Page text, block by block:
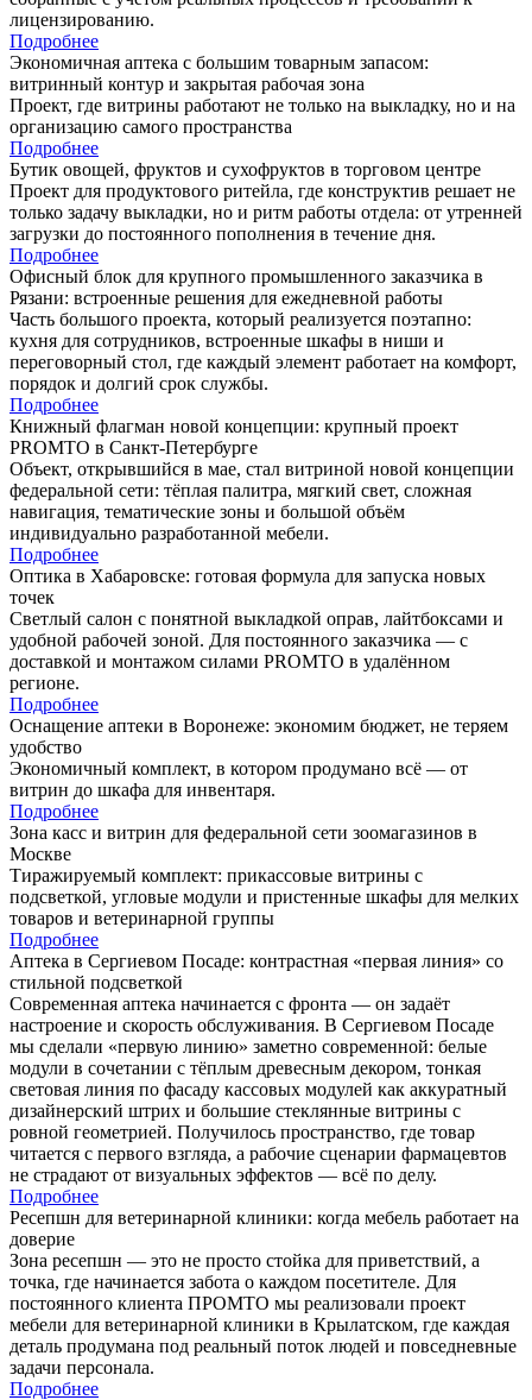
лицензированию.
Подробнее
Экономичная аптека с большим товарным запасом:
витринный контур и закрытая рабочая зона
Проект, где витрины работают не только на выкладку, но и на
организацию самого пространства
Подробнее
Бутик овощей, фруктов и сухофруктов в торговом центре
Проект для продуктового ритейла, где конструктив решает не
только задачу выкладки, но и ритм работы отдела: от утренней
загрузки до постоянного пополнения в течение дня.
Подробнее
Офисный блок для крупного промышленного заказчика в
Рязани: встроенные решения для ежедневной работы
Часть большого проекта, который реализуется поэтапно:
кухня для сотрудников, встроенные шкафы в ниши и
переговорный стол, где каждый элемент работает на комфорт,
порядок и долгий срок службы.
Подробнее
Книжный флагман новой концепции: крупный проект
PROMTO в Санкт-Петербурге
Объект, открывшийся в мае, стал витриной новой концепции
федеральной сети: тёплая палитра, мягкий свет, сложная
навигация, тематические зоны и большой объём
индивидуально разработанной мебели.
Подробнее
Оптика в Хабаровске: готовая формула для запуска новых
точек
Светлый салон с понятной выкладкой оправ, лайтбоксами и
удобной рабочей зоной. Для постоянного заказчика — с
доставкой и монтажом силами PROMTO в удалённом
регионе.
Подробнее
Оснащение аптеки в Воронеже: экономим бюджет, не теряем
удобство
Экономичный комплект, в котором продумано всё — от
витрин до шкафа для инвентаря.
Подробнее
Зона касс и витрин для федеральной сети зоомагазинов в
Москве
Тиражируемый комплект: прикассовые витрины с
подсветкой, угловые модули и пристенные шкафы для мелких
товаров и ветеринарной группы
Подробнее
Аптека в Сергиевом Посаде: контрастная «первая линия» со
стильной подсветкой
Современная аптека начинается с фронта — он задаёт
настроение и скорость обслуживания. В Сергиевом Посаде
мы сделали «первую линию» заметно современной: белые
модули в сочетании с тёплым древесным декором, тонкая
световая линия по фасаду кассовых модулей как аккуратный
дизайнерский штрих и большие стеклянные витрины с
ровной геометрией. Получилось пространство, где товар
читается с первого взгляда, а рабочие сценарии фармацевтов
не страдают от визуальных эффектов — всё по делу.
Подробнее
Ресепшн для ветеринарной клиники: когда мебель работает на
доверие
Зона ресепшн — это не просто стойка для приветствий, а
точка, где начинается забота о каждом посетителе. Для
постоянного клиента ПРОМТО мы реализовали проект
мебели для ветеринарной клиники в Крылатском, где каждая
деталь продумана под реальный поток людей и повседневные
задачи персонала.
Подробнее